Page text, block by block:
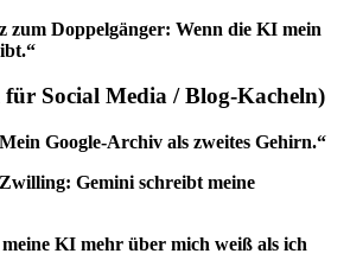
zum Doppelgänger: Wenn die KI mein
Social Media / Blog-Kacheln)
Google-Archiv als zweites Gehirn.“
Gemini schreibt meine
KI mehr über mich weiß als ich